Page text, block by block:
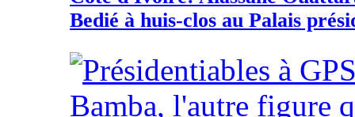
Bedié à huis-clos au Palais